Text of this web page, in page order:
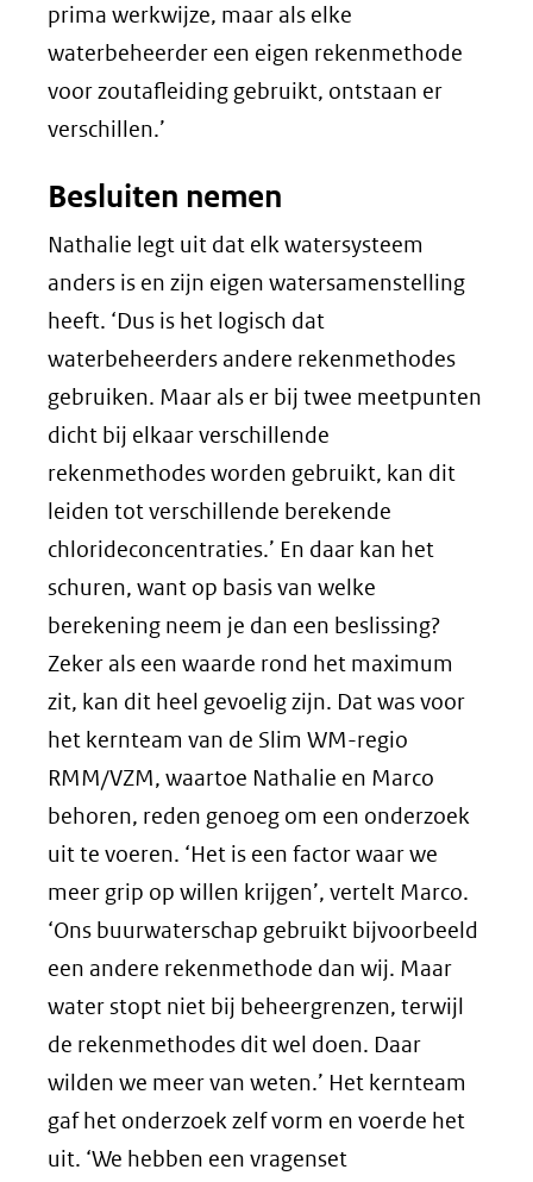
prima werkwijze, maar als elke
waterbeheerder een eigen rekenmethode
voor zoutafleiding gebruikt, ontstaan er
verschillen.’
Besluiten nemen
Nathalie legt uit dat elk watersysteem
anders is en zijn eigen watersamenstelling
heeft. ‘Dus is het logisch dat
waterbeheerders andere rekenmethodes
gebruiken. Maar als er bij twee meetpunten
dicht bij elkaar verschillende
rekenmethodes worden gebruikt, kan dit
leiden tot verschillende berekende
chlorideconcentraties.’ En daar kan het
schuren, want op basis van welke
berekening neem je dan een beslissing?
Zeker als een waarde rond het maximum
zit, kan dit heel gevoelig zijn. Dat was voor
het kernteam van de Slim WM-regio
RMM/VZM, waartoe Nathalie en Marco
behoren, reden genoeg om een onderzoek
uit te voeren. ‘Het is een factor waar we
meer grip op willen krijgen’, vertelt Marco.
‘Ons buurwaterschap gebruikt bijvoorbeeld
een andere rekenmethode dan wij. Maar
water stopt niet bij beheergrenzen, terwijl
de rekenmethodes dit wel doen. Daar
wilden we meer van weten.’ Het kernteam
gaf het onderzoek zelf vorm en voerde het
uit. ‘We hebben een vragenset